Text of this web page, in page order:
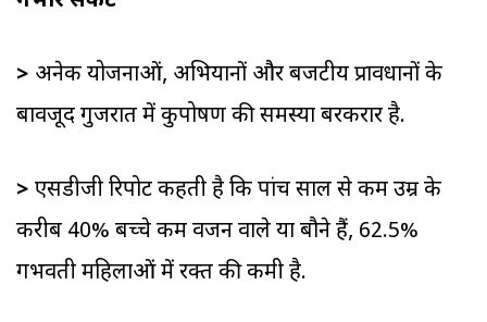
> अनेक योजनाओं, अभियानों और बजटीय प्रावधानों के
बावजूद गुजरात में कुपोषण की समस्या बरकरार है.
> एसडीजी रिपोर्ट कहती है कि पांच साल से कम उम्र के
करीब 40% बच्चे कम वजन वाले या बौने हैं, 62.5%
गर्भवती महिलाओं में रक्त की कमी है.